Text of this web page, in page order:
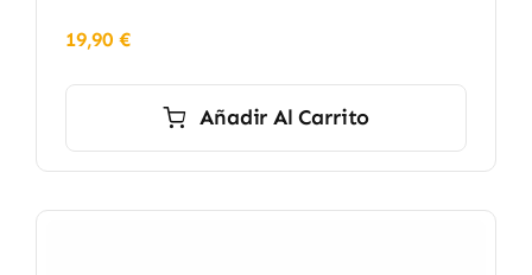
19,90 €
Añadir Al Carrito